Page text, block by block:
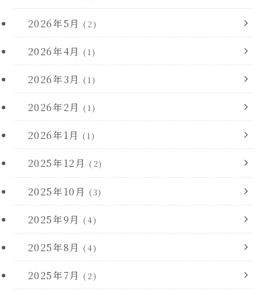
2026年5月 (2)
2026年4月 (1)
2026年3月 (1)
2026年2月 (1)
2026年1月 (1)
2025年12月 (2)
2025年10月 (3)
2025年9月 (4)
2025年8月 (4)
2025年7月 (2)